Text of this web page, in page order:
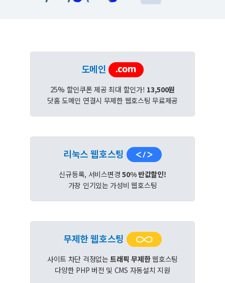
도메인
25% 할인쿠폰 제공 최대 할인가! 13,500원
닷홈 도메인 연결시 무제한 웹호스팅 무료제공
리눅스 웹호스팅
신규등록, 서비스변경50% 반값할인!
가장 인기있는 가성비 웹호스팅
무제한 웹호스팅
사이트 차단 걱정없는트래픽 무제한웹호스팅
다양한 PHP 버전 및 CMS 자동설치 지원